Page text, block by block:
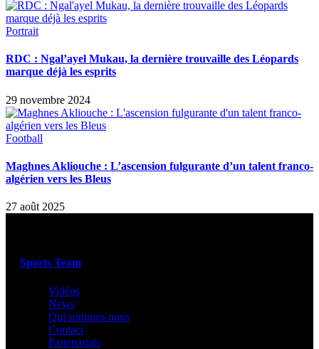
Portrait
RDC : Ngal’ayel Mukau, la dernière trouvaille des Léopards
marque déjà les esprits
29 novembre 2024
Football
Maghnes Akliouche : L’ascension fulgurante d’un talent franco-
algérien vers les Bleus
27 août 2025
Sports Team
Vidéos
News
Qui sommes-nous
Contact
Partenariats